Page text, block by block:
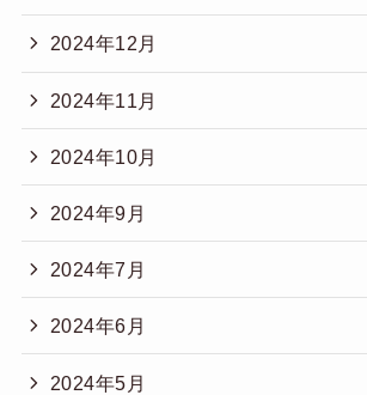
2024年12月
2024年11月
2024年10月
2024年9月
2024年7月
2024年6月
2024年5月